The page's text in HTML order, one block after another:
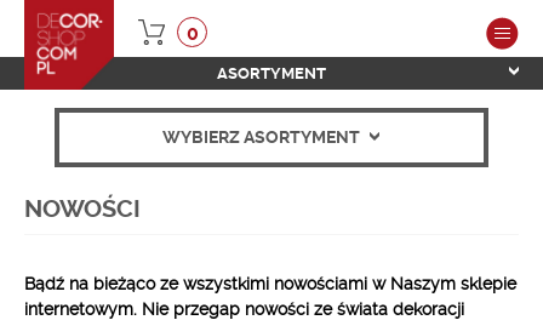
0
ASORTYMENT
WYBIERZ ASORTYMENT
NOWOŚCI
Bądź na bieżąco ze wszystkimi nowościami w Naszym sklepie
internetowym. Nie przegap nowości ze świata dekoracji